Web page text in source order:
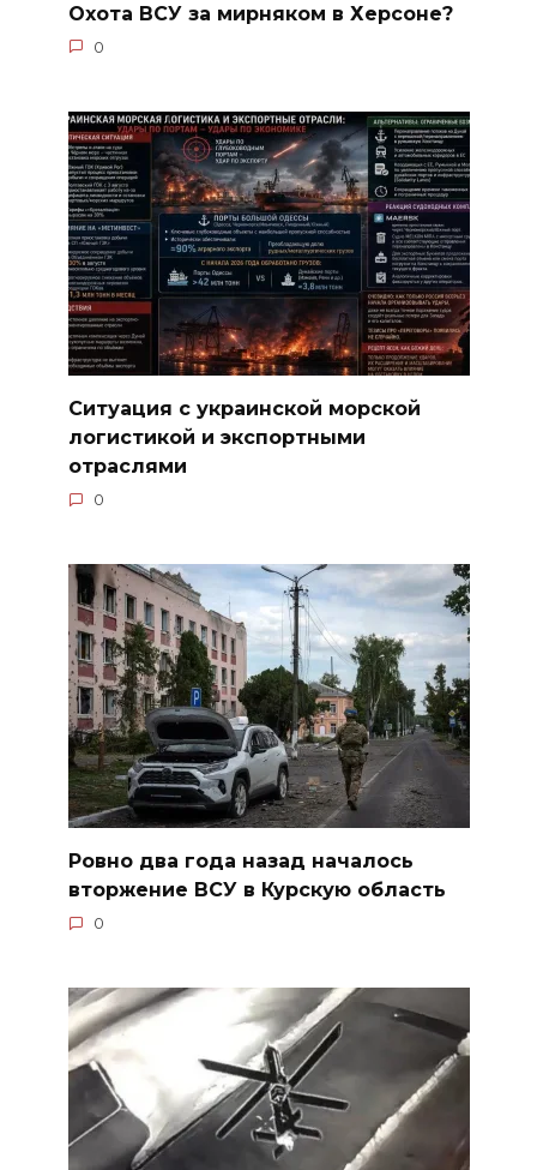
Охота ВСУ за мирняком в Херсоне?
0
Ситуация с украинской морской
логистикой и экспортными
отраслями
0
Ровно два года назад началось
вторжение ВСУ в Курскую область
0